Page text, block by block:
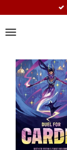
de